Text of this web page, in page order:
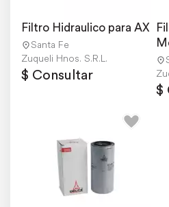
Filtro Hidraulico para AX
Santa Fe
Zuqueli Hnos. S.R.L.
$ Consultar
$